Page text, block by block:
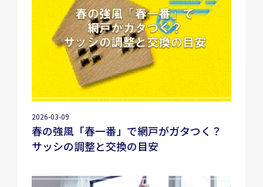
2026-03-09
春の強風「春一番」で網戸がガタつく？
サッシの調整と交換の目安